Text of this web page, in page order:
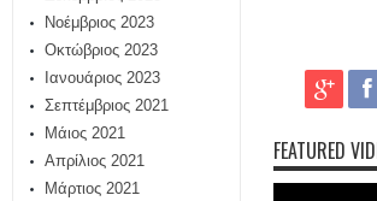
Νοέμβριος 2023
Οκτώβριος 2023
Ιανουάριος 2023
Σεπτέμβριος 2021
Μάιος 2021
Απρίλιος 2021
Μάρτιος 2021
FEATURED